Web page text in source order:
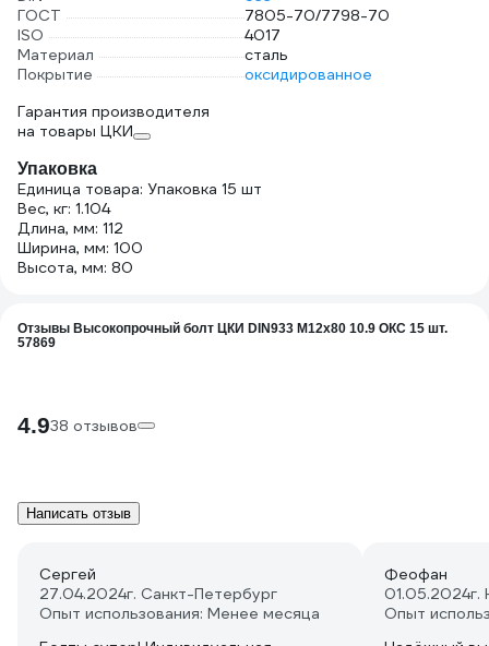
ГОСТ
7805-70/7798-70
ISO
4017
Материал
сталь
Покрытие
оксидированное
Гарантия производителя
на товары ЦКИ
Упаковка
Единица товара: Упаковка 15 шт
Вес, кг: 1.104
Длина, мм: 112
Ширина, мм: 100
Высота, мм: 80
Отзывы Высокопрочный болт ЦКИ DIN933 М12х80 10.9 ОКС 15 шт.
57869
4.938 отзывов
Написать отзыв
Сергей
27.04.2024г. Санкт-Петербург
Опыт использования: Менее месяца
Феофан
01.05.2024г.
Опыт